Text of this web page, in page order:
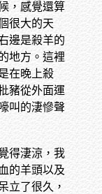
，感覺還算
很大的天
邊是殺羊的
地方。這裡
在晚上殺
豬從外面運
叫的淒慘聲
得淒涼，我
的羊頭以及
立了很久，